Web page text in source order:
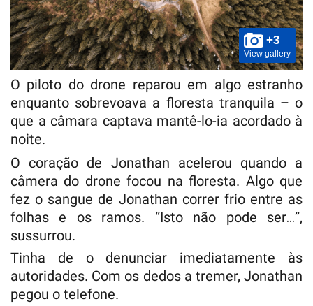
+3
View gallery
O piloto do drone reparou em algo estranho
enquanto sobrevoava a floresta tranquila – o
que a câmara captava mantê-lo-ia acordado à
noite.
O coração de Jonathan acelerou quando a
câmera do drone focou na floresta. Algo que
fez o sangue de Jonathan correr frio entre as
folhas e os ramos. “Isto não pode ser…”,
sussurrou.
Tinha de o denunciar imediatamente às
autoridades. Com os dedos a tremer, Jonathan
pegou o telefone.